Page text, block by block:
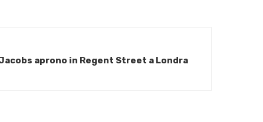
aprono in Regent Street a Londra